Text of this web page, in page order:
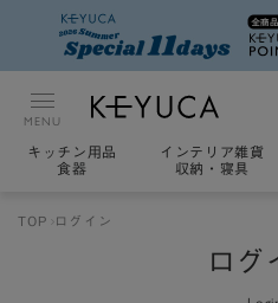
MENU
キッチン用品
食器
インテリア雑貨
収納・寝具
TOP ログイン
ログ